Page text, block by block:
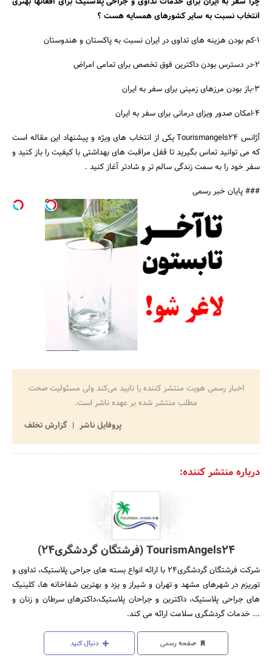
انتخاب نسبت به سایر کشورهای همسایه هست ؟
1-کم بودن هزینه های تداوی در ایران نسبت به پاکستان و هندوستان
2-در دسترس بودن داکترین فوق تخصص برای تمامی امراض
3-باز بودن مرزهای زمینی برای سفر به ایران
4-امکان صدور ویزای درمانی برای سفر به ایران
آژانس Tourismangels24 یکی از انتخاب های ویژه و پیشنهاد این مقاله است
که می توانید تماس بگیرید تا قفل مراقبت های بهداشتی با کیفیت را باز کنید و
سفر خود را به سمت زندگی سالم تر و شادتر آغاز کنید .
### پایان خبر رسمی
اخبار رسمی هویت منتشر کننده را تایید می‌کند ولی مسئولیت صحت
مطلب منتشر شده بر عهده ناشر است.
پروفایل ناشر
گزارش تخلف
درباره منتشر کننده:
TourismAngels24 (فرشتگان گردشگری24)
شرکت فرشتگان گردشگری24 با ارائه انواع بسته های جراحی پلاستیک، تداوی و
توریزم در شهرهای مشهد و تهران و شیراز و یزد و بهترین شفاخانه ها، کلینیک
های جراحی پلاستیک، داکترین و جراحان پلاستیک،داکترهای سرطان و زنان و
... خدمات گردشگری سلامت ارائه می کند.
صفحه رسمی دنبال کنید